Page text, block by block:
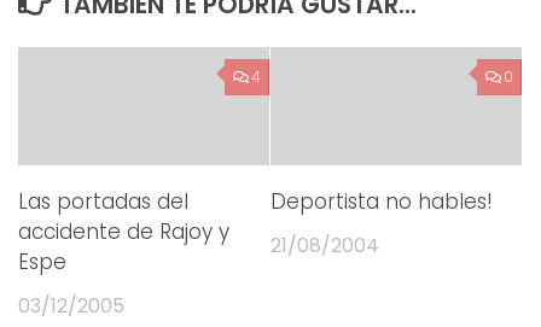
4
Las portadas del
accidente de Rajoy y
Espe
03/12/2005
0
Deportista no hables!
21/08/2004